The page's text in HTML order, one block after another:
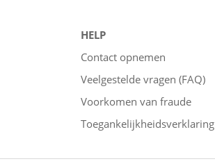
HELP
Contact opnemen
Veelgestelde vragen (FAQ)
Voorkomen van fraude
Toegankelijkheidsverklaring